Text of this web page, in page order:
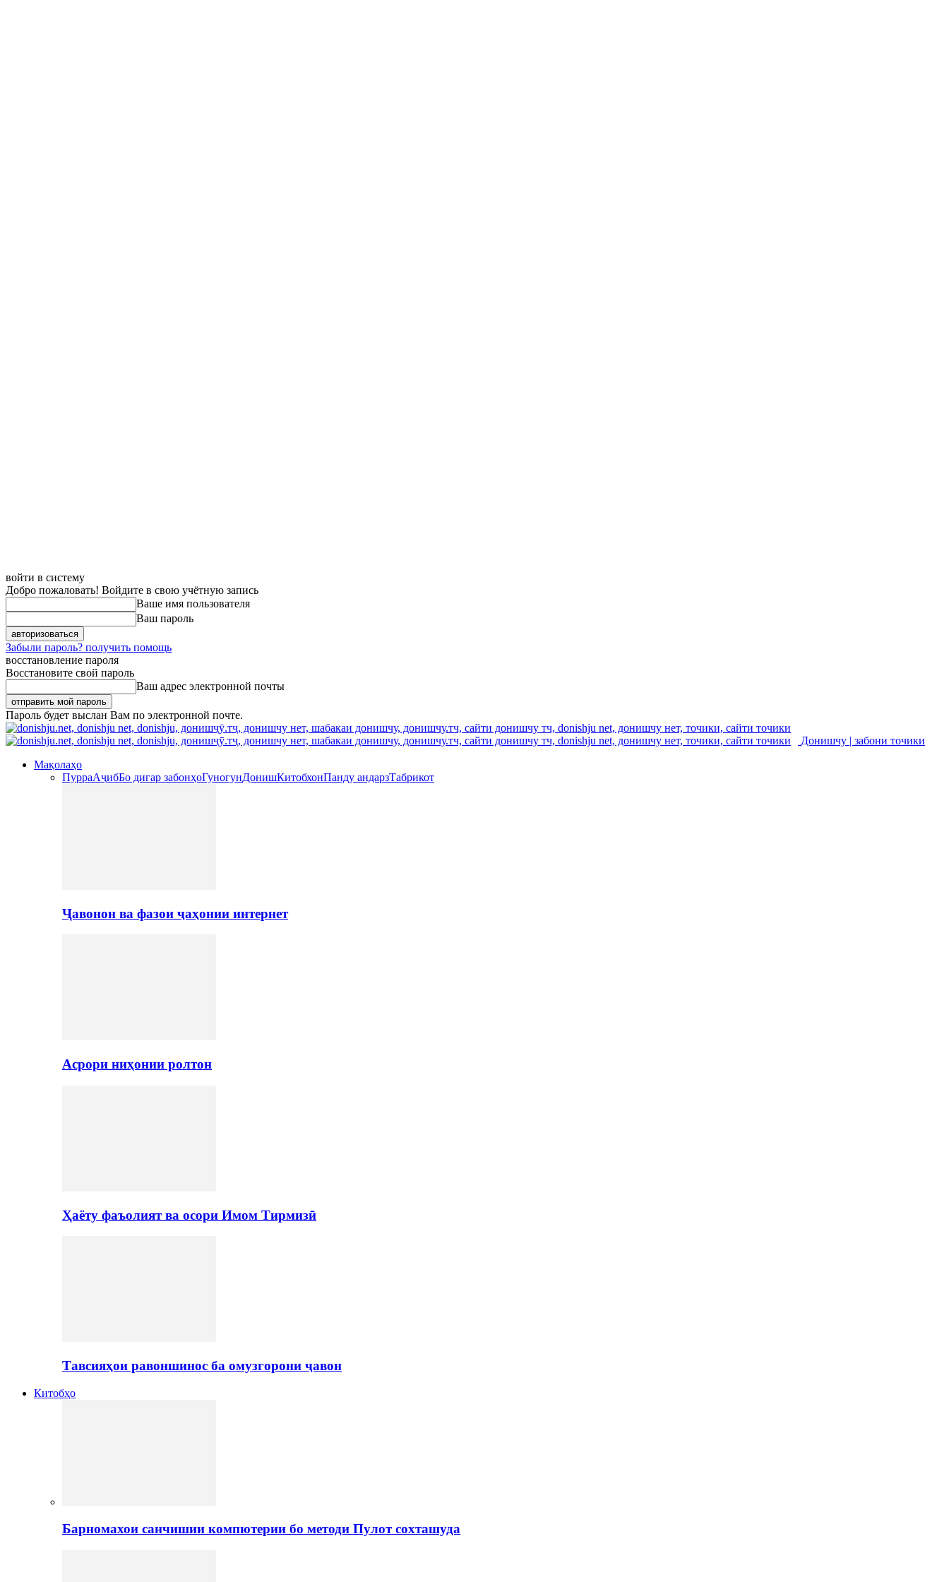
войти в систему
Добро пожаловать! Войдите в свою учётную запись
Ваше имя пользователя
Ваш пароль
Забыли пароль? получить помощь
восстановление пароля
Восстановите свой пароль
Ваш адрес электронной почты
Пароль будет выслан Вам по электронной почте.
Донишчу | забони точики
Мақолаҳо
ПурраАҷибБо дигар забонҳоГуногунДонишКитобхонПанду андарзТабрикот
Ҷавонон ва фазои ҷаҳонии интернет
Асрори ниҳонии ролтон
Ҳаёту фаъолият ва осори Имом Тирмизӣ
Тавсияҳои равоншинос ба омузгорони ҷавон
Китобҳо
Барномахои санчишии компютерии бо методи Пулот сохташуда